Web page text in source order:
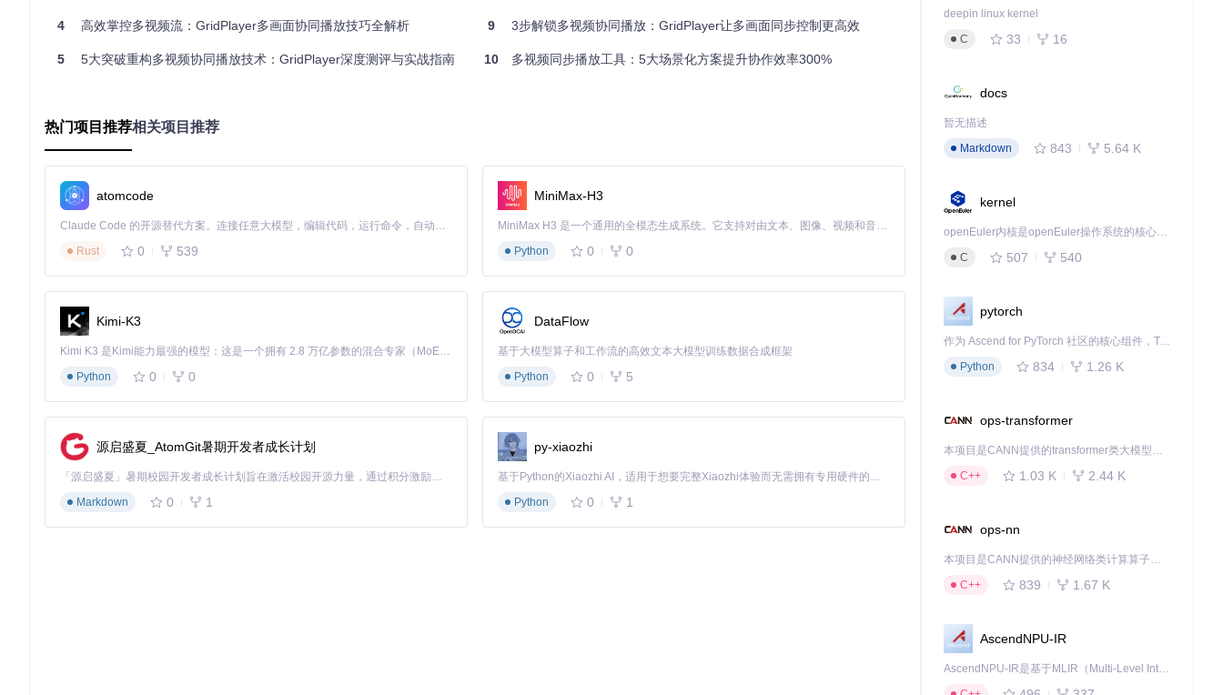
下，这就像一位经验丰富的交通指挥员，总能为每辆车找到最合适的位置，确保道路畅通无阻。
案，避免传统网格布局中常见的画面拉伸或黑边问题。
🛠️ 中央控制系统：一键掌控所有视频
GridPlayer创新性地引入了中央控制概念，让你可以通过统一界面控制所有视频的播放状态。这包括全局播放/暂停、同步 seek、统一音量调节等功能，就
像一个指挥家同时指挥整个交响乐团，每个乐器（视频）都能精准配合。
右键菜单展示丰富的控制选项，包括Grid Sync同步功能
特别值得一提的是其"Grid Sync"功能，只需一键即可让所有视频保持完全同步，解决了手动调整的繁琐。你还可以创建控制组，实现部分视频同步、部分
独立控制的混合模式，满足复杂场景需求。
💡 资源优化引擎：让你的电脑发挥最大潜能
针对硬件资源占用问题，GridPlayer采用了先进的资源管理技术。它通过共享解码组件、动态分配系统资源，显著降低了多视频播放时的CPU和内存占
用。这就像一个智能电源分配系统，根据每个设备的需求动态调整电力供应，避免浪费。
在设置界面中，你可以精确控制每个进程处理的视频数量、选择解码模式（软件/硬件），以及调整视频质量。这些选项让你能够根据电脑配置找到最佳平
衡点，即使是低配置设备也能流畅播放多个视频。
🔄 跨设备同步：打破单一屏幕限制
GridPlayer的跨设备同步功能让多视频处理不再局限于单一电脑。通过本地网络连接，你可以将视频流发送到其他设备，实现更大规模的视频矩阵。无论
实践：三步解锁多视频协同播放技能
4 高效掌控多视频流：GridPlayer多画面协同播放技巧全解析
5 5大突破重构多视频协同播放技术：GridPlayer深度测评与实战指南
9 3步解锁多视频协同播放：GridPlayer让多画面同步控制更高效
10 多视频同步播放工具：5大场景化方案提升协作效率300%
热门项目推荐相关项目推荐
atomcode
Claude Code 的开源替代方案。连接任意大模型，编辑代码，运行命令，自动验证 — 全自动执行。用 Rust 构建，极致性能。 ｜ An open-source alternative to Claude Code. Connect any LLM, edit code, run commands, and verify changes — autonomously. Built in Rust for speed. Get Started
Rust
0 539
MiniMax-H3
MiniMax H3 是一个通用的全模态生成系统。它支持对由文本、图像、视频和音频组成的多模态上下文进行统一理解，并能生成分辨率高达 2K、时长可达 15 秒的带原生立体声音频的视频。得益于面向任务泛化的系统设计，H3 在预训练阶段就已具备广泛的多模态上下文理解与生成能力，能够出色地执行复杂的多模态指令。
Python
0 0
Kimi-K3
Kimi K3 是Kimi能力最强的模型：这是一个拥有 2.8 万亿参数的混合专家（MoE）模型，具备原生视觉理解能力，并支持 100 万 token 的上下文窗口。
Python
0 0
DataFlow
基于大模型算子和工作流的高效文本大模型训练数据合成框架
Python
0 5
源启盛夏_AtomGit暑期开发者成长计划
「源启盛夏」暑期校园开发者成长计划旨在激活校园开源力量，通过积分激励、认证扶持、资源倾斜等形式，引导高校组织和开发者完成「入驻 — 建项目 — 做贡献 — 获认证 — 得资源」的完整闭环。无论你是想带领社团入驻平台的组织者，还是希望用代码贡献证明自己的开发者，都能在这里找到属于你的成长路径。
Markdown
0 1
py-xiaozhi
基于Python的Xiaozhi AI，适用于想要完整Xiaozhi体验而无需拥有专用硬件的用户。
Python
0 1
deepin linux kernel
C
33 16
docs
暂无描述
Markdown
843 5.64 K
kernel
openEuler内核是openEuler操作系统的核心，既是系统性能与稳定性的基石，也是连接处理器、设备与服务的桥梁。
C
507 540
pytorch
作为 Ascend for PyTorch 社区的核心组件，TorchNPU 是昇腾专为 PyTorch 打造的深度学习适配插件，使 PyTorch 框架能够直接调用昇腾 NPU，为开发者提供昇腾 AI 处理器的超强算力。
Python
834 1.26 K
ops-transformer
本项目是CANN提供的transformer类大模型算子库，实现网络在NPU上加速计算。
C++
1.03 K 2.44 K
ops-nn
本项目是CANN提供的神经网络类计算算子库，实现网络在NPU上加速计算。
C++
839 1.67 K
AscendNPU-IR
AscendNPU-IR是基于MLIR（Multi-Level Intermediate Representation）构建的，面向昇腾亲和算子编译时使用的中间表示，提供昇腾完备表达能力，通过编译优化提升昇腾AI处理器计算效率，支持通过生态框架使能昇腾AI处理器与深度调优